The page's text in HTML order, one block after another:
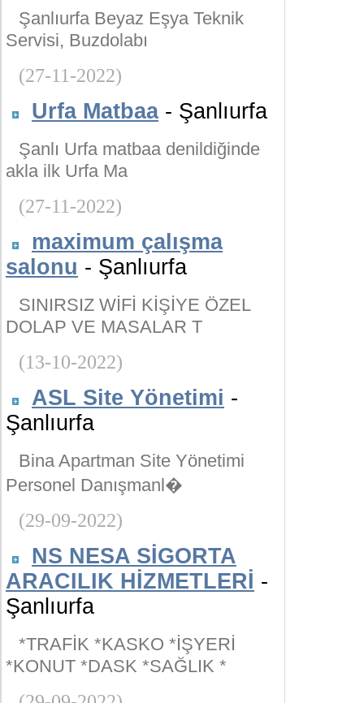
Şanlıurfa Beyaz Eşya Teknik
Servisi, Buzdolabı
(27-11-2022)
Urfa Matbaa- Şanlıurfa
Şanlı Urfa matbaa denildiğinde
akla ilk Urfa Ma
(27-11-2022)
maximum çalışma
salonu - Şanlıurfa
SINIRSIZ WİFİ KİŞİYE ÖZEL
DOLAP VE MASALAR T
(13-10-2022)
ASL Site Yönetimi -
Şanlıurfa
Bina Apartman Site Yönetimi
Personel Danışmanl�
(29-09-2022)
NS NESA SİGORTA
ARACILIK HİZMETLERİ -
Şanlıurfa
*TRAFİK *KASKO *İŞYERİ
*KONUT *DASK *SAĞLIK *